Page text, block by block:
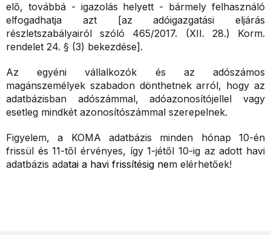
elő, továbbá - igazolás helyett - bármely felhasználó
elfogadhatja azt [az adóigazgatási eljárás
részletszabályairól szóló 465/2017. (XII. 28.) Korm.
rendelet 24. § (3) bekezdése].
Az egyéni vállalkozók és az adószámos
magánszemélyek szabadon dönthetnek arról, hogy az
adatbázisban adószámmal, adóazonosítójellel vagy
esetleg mindkét azonosítószámmal szerepelnek.
Figyelem, a KOMA adatbázis minden hónap 10-én
frissül és 11-től érvényes, így 1-jétől 10-ig az adott havi
adatbázis adatai a havi frissítésig nem elérhetőek!